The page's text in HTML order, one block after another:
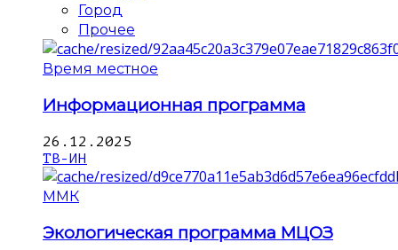
Город
Прочее
Время местное
Информационная программа
26.12.2025
ТВ-ИН
ММК
Экологическая программа МЦОЗ